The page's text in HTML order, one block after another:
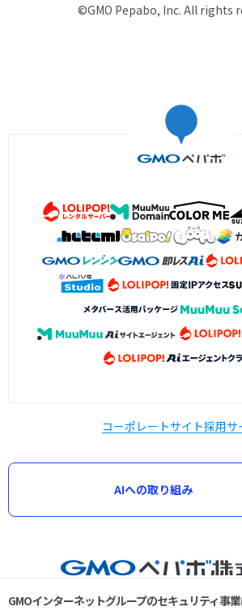
©GMO Pepabo, Inc. All rights
コーポレートサイト採用サ
AIへの取り組み
GMOインターネットグループのセキュリティ事